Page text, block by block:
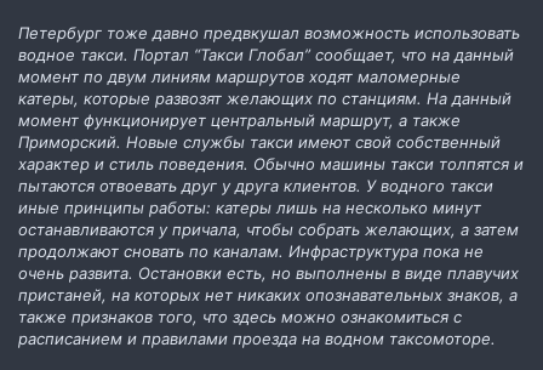
Петербург тоже давно предвкушал возможность использовать
водное такси. Портал “Такси Глобал” сообщает, что на данный
момент по двум линиям маршрутов ходят маломерные
катеры, которые развозят желающих по станциям. На данный
момент функционирует центральный маршрут, а также
Приморский. Новые службы такси имеют свой собственный
характер и стиль поведения. Обычно машины такси толпятся и
пытаются отвоевать друг у друга клиентов. У водного такси
иные принципы работы: катеры лишь на несколько минут
останавливаются у причала, чтобы собрать желающих, а затем
продолжают сновать по каналам. Инфраструктура пока не
очень развита. Остановки есть, но выполнены в виде плавучих
пристаней, на которых нет никаких опознавательных знаков, а
также признаков того, что здесь можно ознакомиться с
расписанием и правилами проезда на водном таксомоторе.